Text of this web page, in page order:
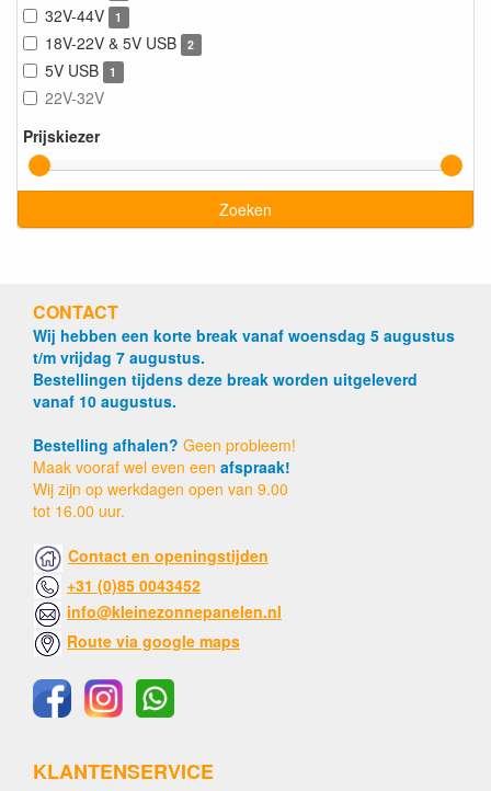
32V-44V 1
18V-22V & 5V USB 2
5V USB 1
22V-32V
Prijskiezer
Zoeken
CONTACT
Wij hebben een korte break vanaf woensdag 5 augustus
t/m vrijdag 7 augustus.
Bestellingen tijdens deze break worden uitgeleverd
vanaf 10 augustus.
Bestelling afhalen? Geen probleem!
Maak vooraf wel even een afspraak!
Wij zijn op werkdagen open van 9.00
tot 16.00 uur.
Contact en openingstijden
+31 (0)85 0043452
info@kleinezonnepanelen.nl
Route via google maps
KLANTENSERVICE